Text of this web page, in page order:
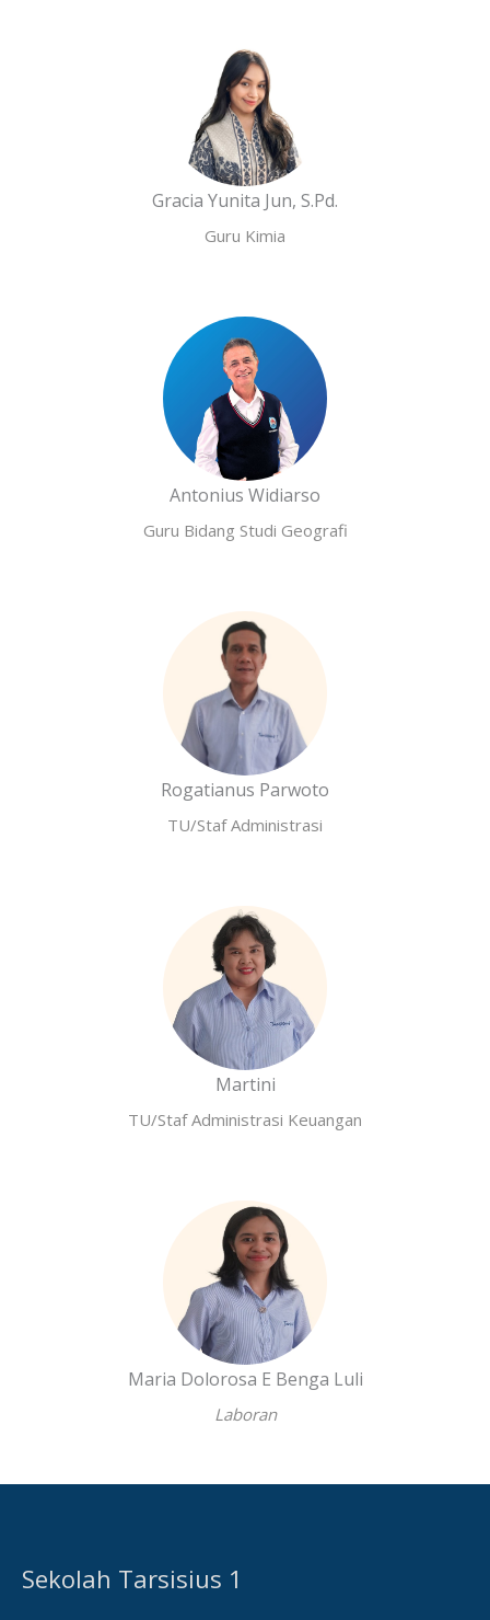
Gracia Yunita Jun, S.Pd.
Guru Kimia
Antonius Widiarso
Guru Bidang Studi Geografi
Rogatianus Parwoto
TU/Staf Administrasi
Martini
TU/Staf Administrasi Keuangan
Maria Dolorosa E Benga Luli
Laboran
Sekolah Tarsisius 1